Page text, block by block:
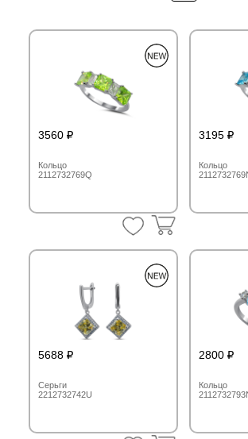
3195
Кольцо
3560
Кольцо
2112732769Q
2800
Кольцо
5688
Серьги
2212732742U